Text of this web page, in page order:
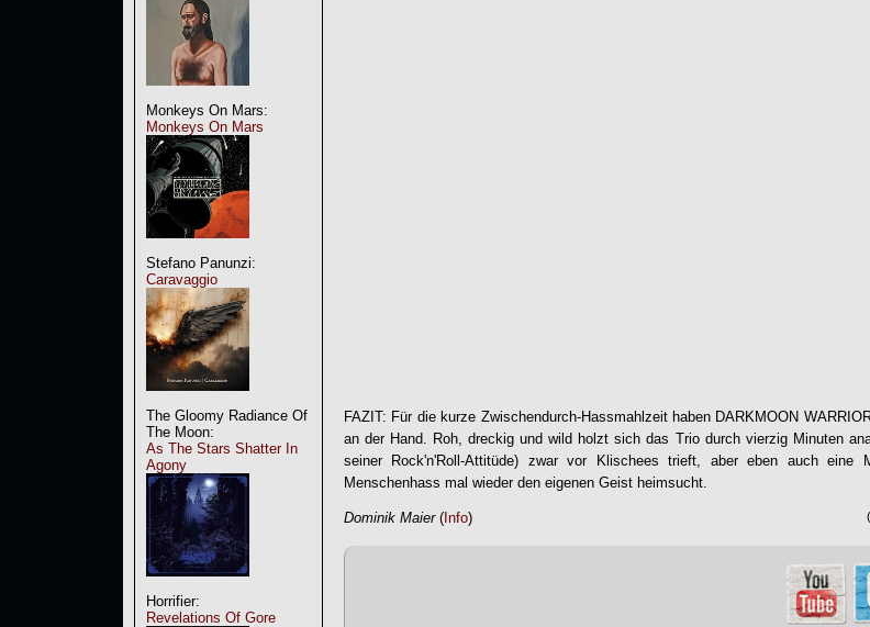
Monkeys On Mars:
Monkeys On Mars
Stefano Panunzi:
Caravaggio
The Gloomy Radiance Of
The Moon:
As The Stars Shatter In
Agony
Horrifier:
Revelations Of Gore
FAZIT: Für die kurze Zwischendurch-Hassmahlzeit haben DARKMOON
an der Hand. Roh, dreckig und wild holzt sich das Trio durch vierzig Minuten
seiner Rock'n'Roll-Attitüde) zwar vor Klischees trieft, aber eben auch eine
Menschenhass mal wieder den eigenen Geist heimsucht.
Dominik Maier(Info)